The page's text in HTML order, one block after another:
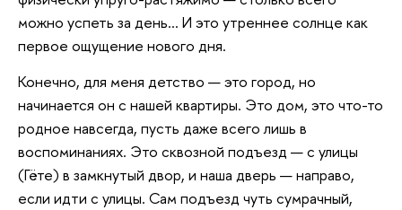
можно успеть за день… И это утреннее солнце как
первое ощущение нового дня.
Конечно, для меня детство — это город, но
начинается он с нашей квартиры. Это дом, это что-то
родное навсегда, пусть даже всего лишь в
воспоминаниях. Это сквозной подъезд — с улицы
(Гёте) в замкнутый двор, и наша дверь — направо,
если идти с улицы. Сам подъезд чуть сумрачный,